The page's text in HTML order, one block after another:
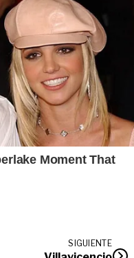
SIGUIENTE